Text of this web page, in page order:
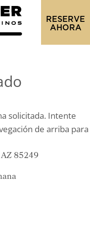
RESERVE
AHORA
solicitada. Intente
de arriba para
85249